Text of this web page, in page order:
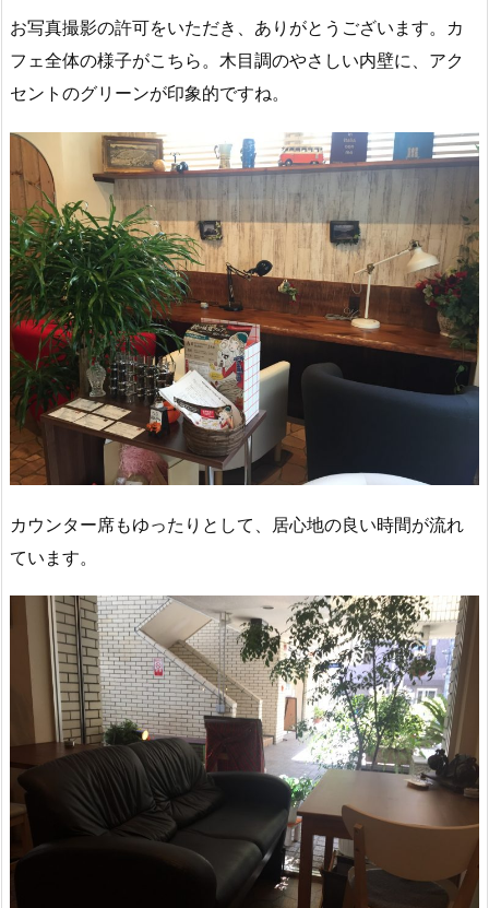
お写真撮影の許可をいただき、ありがとうございます。カ
フェ全体の様子がこちら。木目調のやさしい内壁に、アク
セントのグリーンが印象的ですね。
カウンター席もゆったりとして、居心地の良い時間が流れ
ています。